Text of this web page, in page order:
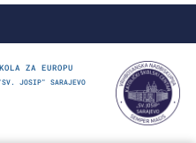
ZA EUROPU
JOSIP" SARAJEVO